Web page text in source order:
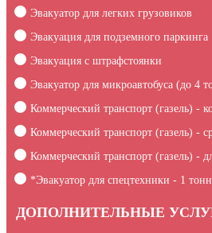
Эвакуатор для легких грузовиков
Эвакуация для подземного паркинга
Эвакуация c штрафстоянки
Эвакуатор для микроавтобуса (до 4
Коммерческий транспорт (газель) -
Коммерческий транспорт (газель) -
Коммерческий транспорт (газель) -
*Эвакуатор для спецтехники - 1
ДОПОЛНИТЕЛЬНЫЕ